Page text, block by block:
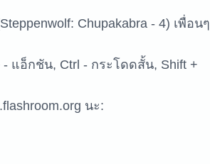
Chupakabra - 4) เพื่อนๆ
แอ็กชัน, Ctrl - กระโดดสั้น, Shift +
นะ: